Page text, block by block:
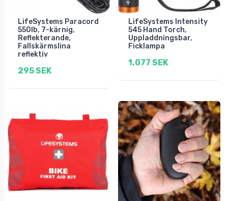
LifeSystems Paracord
550lb, 7-kärnig,
Reflekterande,
Fallskärmslina
reflektiv
295 SEK
LifeSystems Intensity
545 Hand Torch,
Uppladdningsbar,
Ficklampa
1.077 SEK